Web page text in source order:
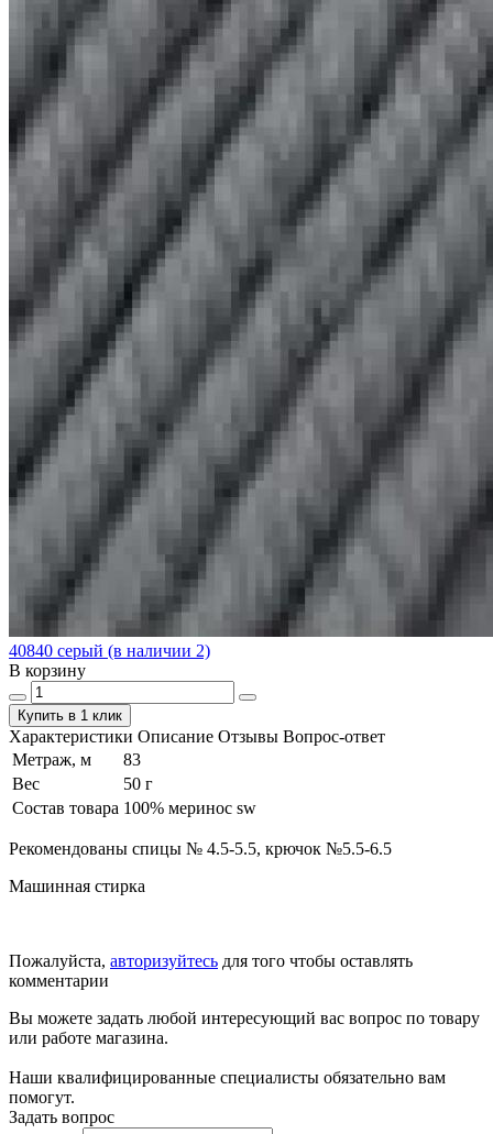
40840 серый (в наличии 2)
В корзину
Купить в 1 клик
Характеристики Описание Отзывы Вопрос-ответ
Метраж, м
83
Вес
50 г
Состав товара 100% меринос sw
Рекомендованы спицы № 4.5-5.5, крючок №5.5-6.5
Машинная стирка
Пожалуйста, авторизуйтесь для того чтобы оставлять
комментарии
Вы можете задать любой интересующий вас вопрос по товару
или работе магазина.
Наши квалифицированные специалисты обязательно вам
помогут.
Задать вопрос